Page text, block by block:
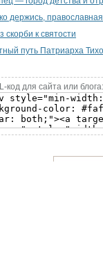
держись,
скорби к святости
путь Патриарха
код для сайта или блога: